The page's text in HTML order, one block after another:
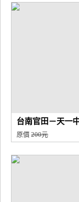
計
商
台南官田－天一
原價200元